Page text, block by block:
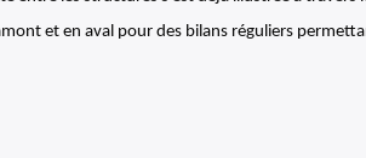
et en aval pour des bilans réguliers